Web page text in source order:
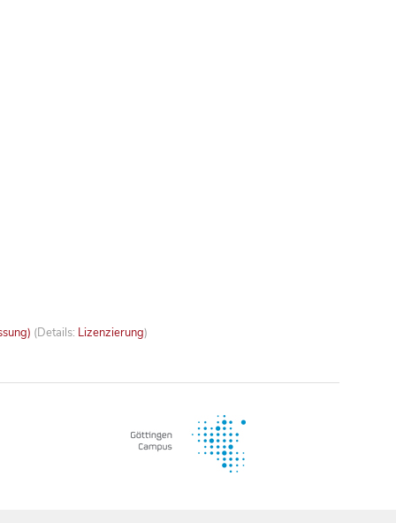
(Details: Lizenzierung)